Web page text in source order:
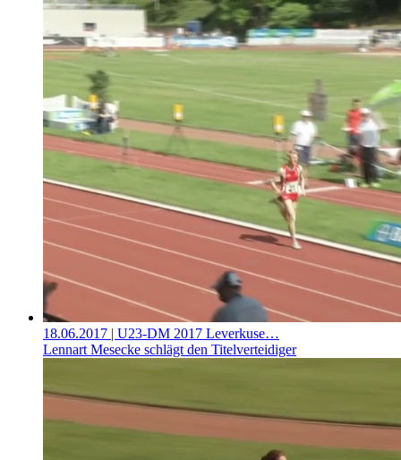
18.06.2017 | U23-DM 2017 Leverkuse…
Lennart Mesecke schlägt den Titelverteidiger